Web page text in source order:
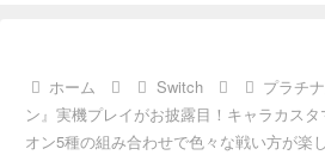
ホーム Switch
プラチ
ン』実機プレイがお披露目！キャラカス
オン5種の組み合わせで色々な戦い方が楽